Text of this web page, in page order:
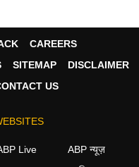
CAREERS
SITEMAP
DISCLAIMER
US
Live
ABP न्यूज़